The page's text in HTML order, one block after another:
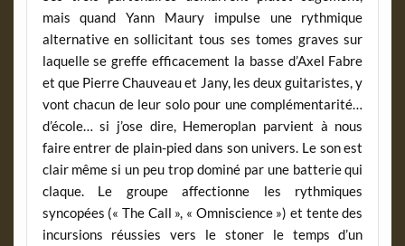
mais quand Yann Maury impulse une rythmique
alternative en sollicitant tous ses tomes graves sur
laquelle se greffe efficacement la basse d’Axel Fabre
et que Pierre Chauveau et Jany, les deux guitaristes, y
vont chacun de leur solo pour une complémentarité…
d’école… si j’ose dire, Hemeroplan parvient à nous
faire entrer de plain-pied dans son univers. Le son est
clair même si un peu trop dominé par une batterie qui
claque. Le groupe affectionne les rythmiques
syncopées (« The Call », « Omniscience ») et tente des
incursions réussies vers le stoner le temps d’un